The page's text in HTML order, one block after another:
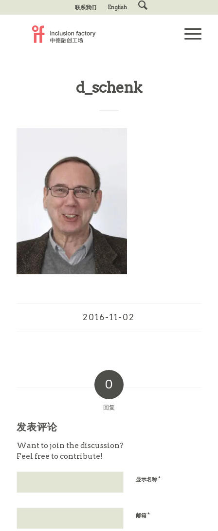
联系我们 English
d_schenk
2016-11-02
0
回复
发表评论
Want to join the discussion?
Feel free to contribute!
显示名称*
邮箱*